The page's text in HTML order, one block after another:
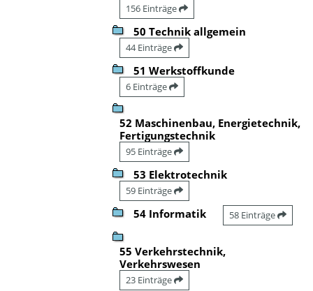
156 Einträge
50 Technik allgemein
44 Einträge
51 Werkstoffkunde
6 Einträge
52 Maschinenbau, Energietechnik,
Fertigungstechnik
95 Einträge
53 Elektrotechnik
59 Einträge
54 Informatik 58 Einträge
55 Verkehrstechnik,
Verkehrswesen
23 Einträge